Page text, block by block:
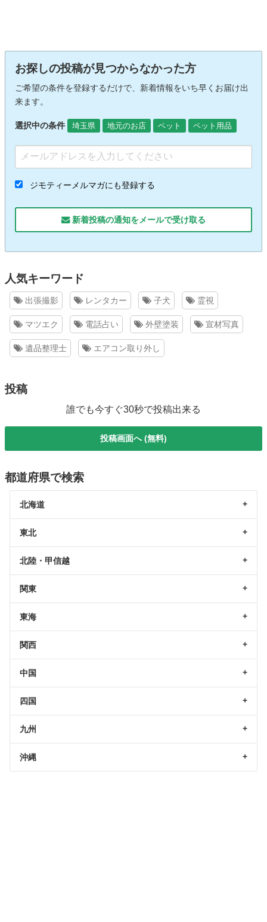
お探しの投稿が見つからなかった方
ご希望の条件を登録するだけで、新着情報をいち早くお届け出
来ます。
選択中の条件 埼玉県 地元のお店 ペット ペット用品
ジモティーメルマガにも登録する
新着投稿の通知をメールで受け取る
人気キーワード
出張撮影 レンタカー 子犬 霊視
マツエク 電話占い 外壁塗装 宣材写真
遺品整理士 エアコン取り外し
投稿
誰でも今すぐ30秒で投稿出来る
投稿画面へ (無料)
都道府県で検索
北海道
東北
北陸・甲信越
関東
東海
関西
中国
四国
九州
沖縄